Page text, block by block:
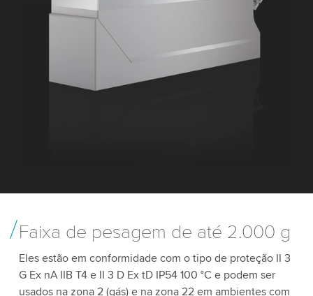
Faixa de pesagem de até 2.000 g
Eles estão em conformidade com o tipo de proteção II 3
G Ex nA IIB T4 e II 3 D Ex tD IP54 100 °C e podem ser
usados na zona 2 (gás) e na zona 22 em ambientes com